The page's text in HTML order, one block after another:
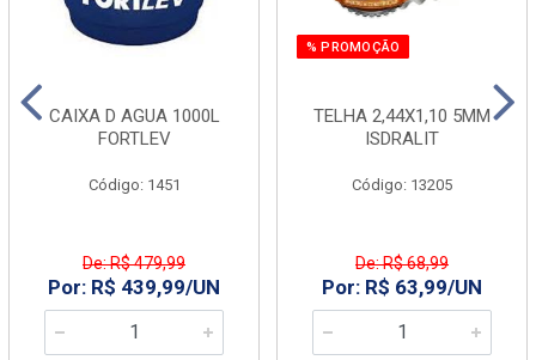
CAIXA D AGUA 1000L
FORTLEV
Código: 1451
De: R$ 479,99
Por: R$ 439,99/UN
% PROMOÇÃO
TELHA 2,44X1,10 5MM
ISDRALIT
Código: 13205
De: R$ 68,99
Por: R$ 63,99/UN